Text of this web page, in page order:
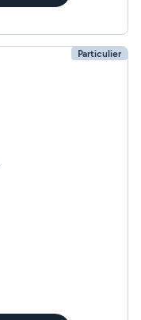
Particulier